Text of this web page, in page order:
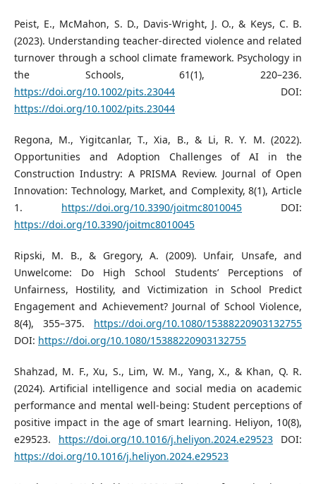
Peist, E., McMahon, S. D., Davis‐Wright, J. O., & Keys, C. B.
(2023). Understanding teacher‐directed violence and related
turnover through a school climate framework. Psychology in
the Schools, 61(1), 220–236.
https://doi.org/10.1002/pits.23044DOI:
https://doi.org/10.1002/pits.23044
Regona, M., Yigitcanlar, T., Xia, B., & Li, R. Y. M. (2022).
Opportunities and Adoption Challenges of AI in the
Construction Industry: A PRISMA Review. Journal of Open
Innovation: Technology, Market, and Complexity, 8(1), Article
1. https://doi.org/10.3390/joitmc8010045 DOI:
https://doi.org/10.3390/joitmc8010045
Ripski, M. B., & Gregory, A. (2009). Unfair, Unsafe, and
Unwelcome: Do High School Students’ Perceptions of
Unfairness, Hostility, and Victimization in School Predict
Engagement and Achievement? Journal of School Violence,
8(4), 355–375. https://doi.org/10.1080/15388220903132755
DOI: https://doi.org/10.1080/15388220903132755
Shahzad, M. F., Xu, S., Lim, W. M., Yang, X., & Khan, Q. R.
(2024). Artificial intelligence and social media on academic
performance and mental well-being: Student perceptions of
positive impact in the age of smart learning. Heliyon, 10(8),
e29523. https://doi.org/10.1016/j.heliyon.2024.e29523 DOI:
https://doi.org/10.1016/j.heliyon.2024.e29523